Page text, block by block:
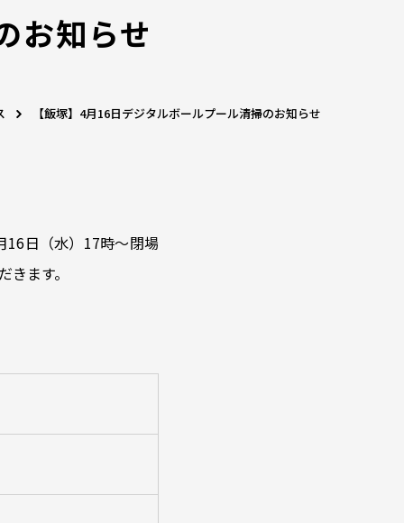
お知らせ
【飯塚】4月16日デジタルボールプール清掃のお知らせ
16日（水）17時～閉場
ます。